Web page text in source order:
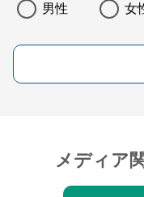
男性 女
メディア